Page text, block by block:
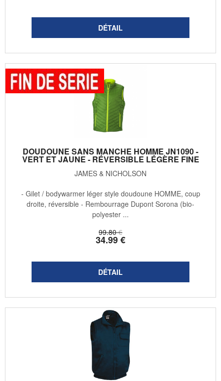
DOUDOUNE SANS MANCHE HOMME JN1090 -
VERT ET JAUNE - RÉVERSIBLE LÉGÈRE FINE
JAMES & NICHOLSON
99.80 €
34.99€
- Gilet / bodywarmer léger style doudoune HOMME, coup
droite, réversible - Rembourrage Dupont Sorona (bio-
polyester ...